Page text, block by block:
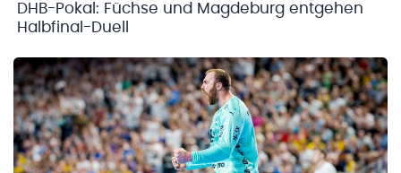
DHB-Pokal: Füchse und Magdeburg entgehen
Halbfinal-Duell